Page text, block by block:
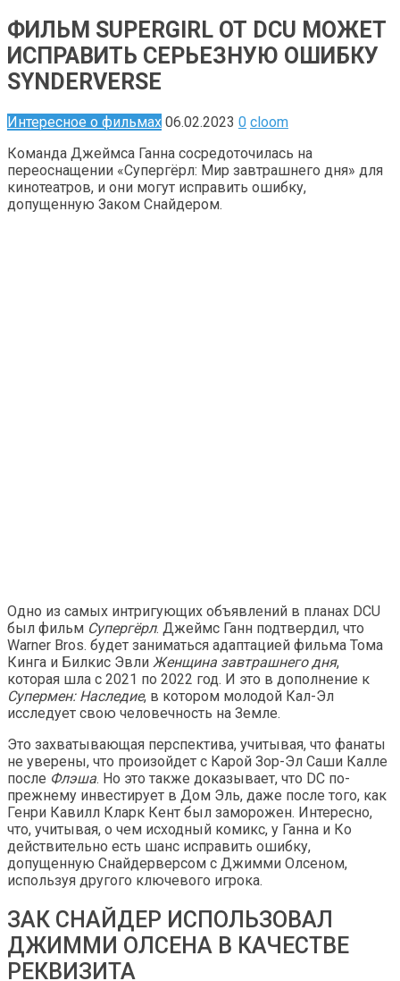
ФИЛЬМ SUPERGIRL ОТ DCU МОЖЕТ
ИСПРАВИТЬ СЕРЬЕЗНУЮ ОШИБКУ
SYNDERVERSE
Интересное о фильмах 06.02.2023 0 cloom
Команда Джеймса Ганна сосредоточилась на
переоснащении «Супергёрл: Мир завтрашнего дня» для
кинотеатров, и они могут исправить ошибку,
допущенную Заком Снайдером.
Одно из самых интригующих объявлений в планах DCU
был фильм Супергёрл. Джеймс Ганн подтвердил, что
Warner Bros. будет заниматься адаптацией фильма Тома
Кинга и Билкис Эвли Женщина завтрашнего дня,
которая шла с 2021 по 2022 год. И это в дополнение к
Супермен: Наследие, в котором молодой Кал-Эл
исследует свою человечность на Земле.
Это захватывающая перспектива, учитывая, что фанаты
не уверены, что произойдет с Карой Зор-Эл Саши Калле
после Флэша. Но это также доказывает, что DC по-
прежнему инвестирует в Дом Эль, даже после того, как
Генри Кавилл Кларк Кент был заморожен. Интересно,
что, учитывая, о чем исходный комикс, у Ганна и Ко
действительно есть шанс исправить ошибку,
допущенную Снайдерверсом с Джимми Олсеном,
используя другого ключевого игрока.
ЗАК СНАЙДЕР ИСПОЛЬЗОВАЛ
ДЖИММИ ОЛСЕНА В КАЧЕСТВЕ
РЕКВИЗИТА